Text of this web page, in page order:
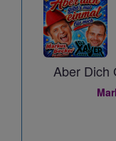
Aber Dich